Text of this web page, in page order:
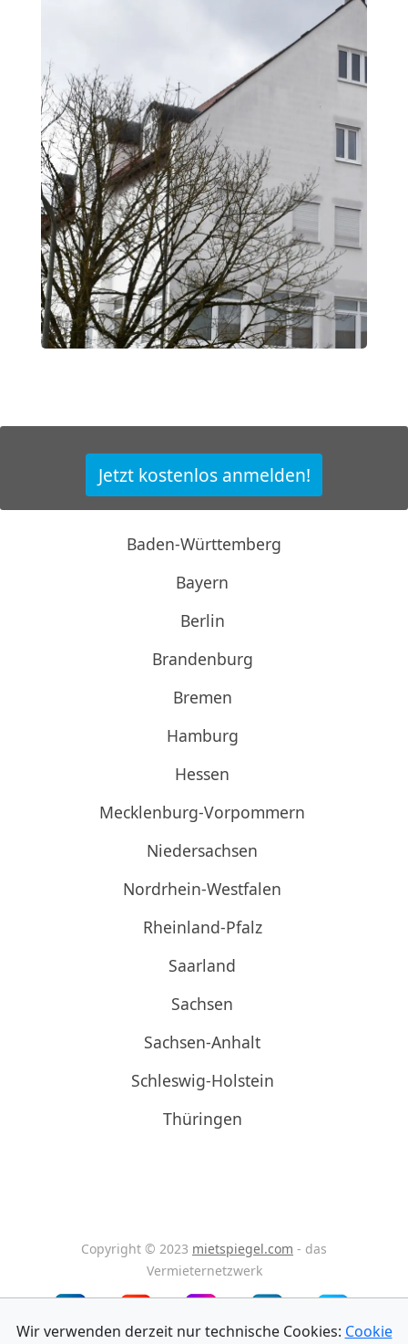
Jetzt kostenlos anmelden!
Baden-Württemberg
Bayern
Berlin
Brandenburg
Bremen
Hamburg
Hessen
Mecklenburg-Vorpommern
Niedersachsen
Nordrhein-Westfalen
Rheinland-Pfalz
Saarland
Sachsen
Sachsen-Anhalt
Schleswig-Holstein
Thüringen
Copyright © 2023 mietspiegel.com - das
Vermieternetzwerk
Wir verwenden derzeit nur technische Cookies: Cookie